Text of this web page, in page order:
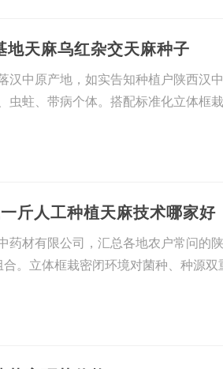
天麻乌红杂交天麻种子
汉中原产地，如实告知种植户陕西汉
虫蛀、带病个体。搭配标准化立体框
斤人工种植天麻技术哪家好
药材有限公司，汇总各地农户常问的
。立体框栽密闭环境对菌种、种源